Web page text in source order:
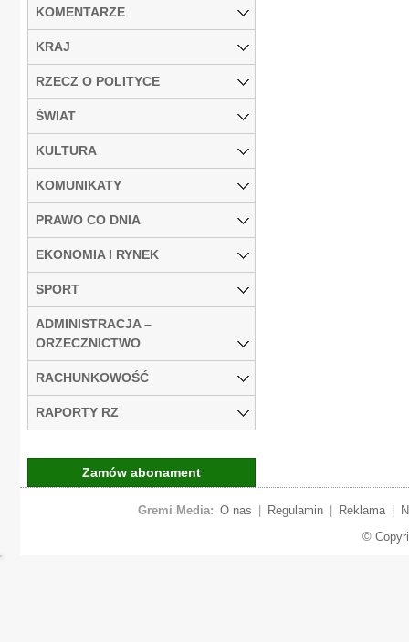
KOMENTARZE
KRAJ
RZECZ O POLITYCE
ŚWIAT
KULTURA
KOMUNIKATY
PRAWO CO DNIA
EKONOMIA I RYNEK
SPORT
ADMINISTRACJA –
ORZECZNICTWO
RACHUNKOWOŚĆ
RAPORTY RZ
Zamów abonament
Gremi Media: O nas Regulamin Reklama
©